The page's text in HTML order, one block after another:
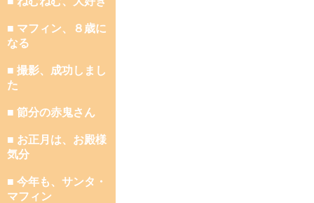
■ マフィン、８歳に
なる
■ 撮影、成功しまし
た
■ 節分の赤鬼さん
■ お正月は、お殿様
気分
■ 今年も、サンタ・
マフィン